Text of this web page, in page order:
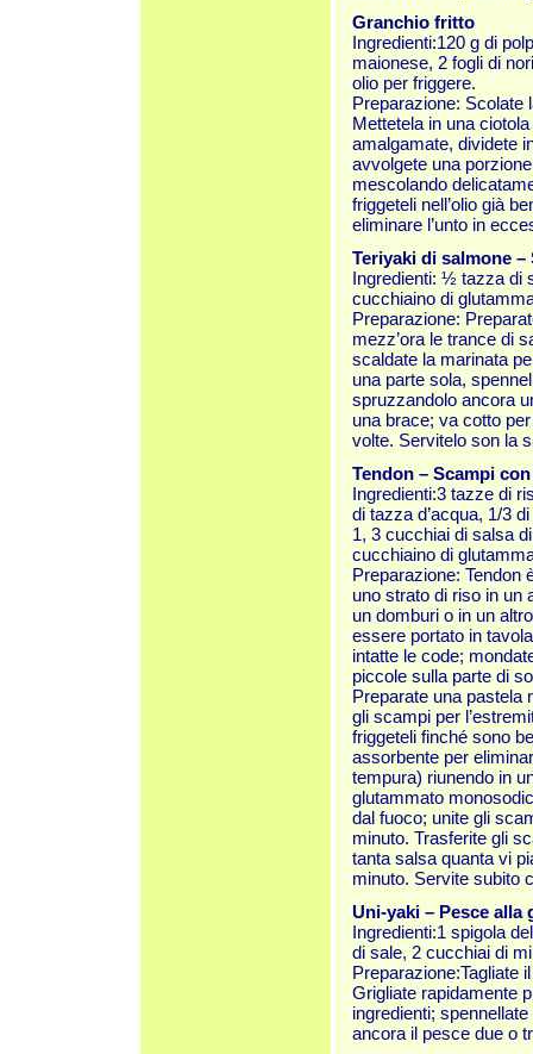
Granchio fritto
Ingredienti:120 g di
maionese, 2 fogli di
olio per friggere.
Preparazione: Scolate
Mettetela in una
amalgamate, dividete
avvolgete una
mescolando
friggeteli nell’olio già
eliminare l’unto in
Teriyaki di salmone
Ingredienti: ½ tazza di
cucchiaino di
Preparazione:
mezz’ora le trance di
scaldate la marinata
una parte sola,
spruzzandolo ancora
una brace; va cotto
volte. Servitelo son la
Tendon – Scampi
Ingredienti:3 tazze di
di tazza d’acqua, 1/3
1, 3 cucchiai di salsa
cucchiaino di
Preparazione: Tendon
uno strato di riso in un
un domburi o in un
essere portato in
intatte le code;
piccole sulla parte di
Preparate una pastela
gli scampi per
friggeteli finché sono
assorbente per
tempura) riunendo in
glutammato
dal fuoco; unite gli
minuto. Trasferite gli
tanta salsa quanta vi
minuto. Servite subito
Uni-yaki – Pesce
Ingredienti:1 spigola
di sale, 2 cucchiai di
Preparazione:Tagliate
Grigliate rapidamente
ingredienti;
ancora il pesce due o